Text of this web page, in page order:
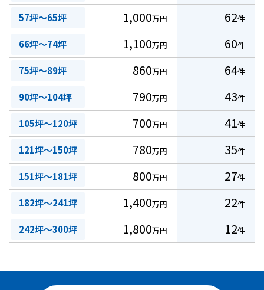
57坪～65坪 1,000万円 62件
66坪～74坪 1,100万円 60件
75坪～89坪 860万円 64件
90坪～104坪 790万円 43件
105坪～120坪 700万円 41件
121坪～150坪 780万円 35件
151坪～181坪 800万円 27件
182坪～241坪 1,400万円 22件
242坪～300坪 1,800万円 12件